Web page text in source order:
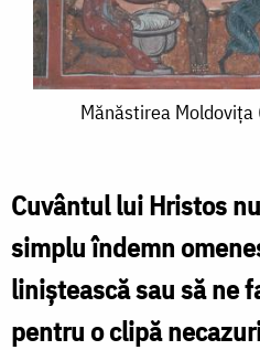
Mănăstirea
(Foto:
pr.
Silviu
Cluci)
Mănăstirea Moldovița
Cuvântul lui Hristos
simplu îndemn
liniștească sau să ne
pentru o clipă